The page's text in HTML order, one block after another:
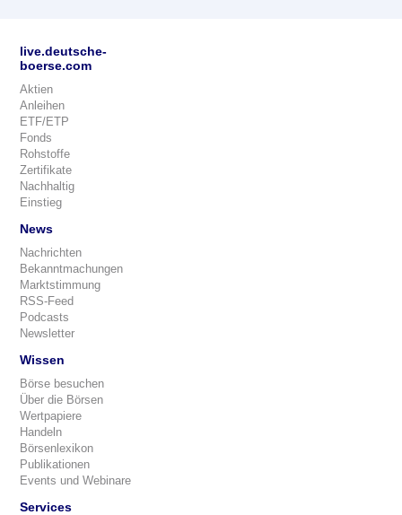
live.deutsche-
boerse.com
Aktien
Anleihen
ETF/ETP
Fonds
Rohstoffe
Zertifikate
Nachhaltig
Einstieg
News
Nachrichten
Bekanntmachungen
Marktstimmung
RSS-Feed
Podcasts
Newsletter
Wissen
Börse besuchen
Über die Börsen
Wertpapiere
Handeln
Börsenlexikon
Publikationen
Events und Webinare
Services